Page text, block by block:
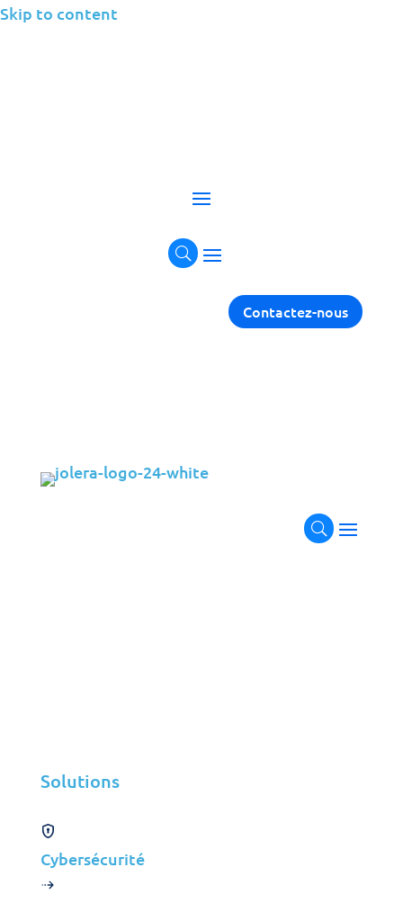
Skip to content
Contactez-nous
Solutions
Cybersécurité
Prendre contact
Si vous avez des questions, veuillez remplir le
formulaire et nous vous répondrons rapidement !
Obtenez votre soutien dès maintenant !